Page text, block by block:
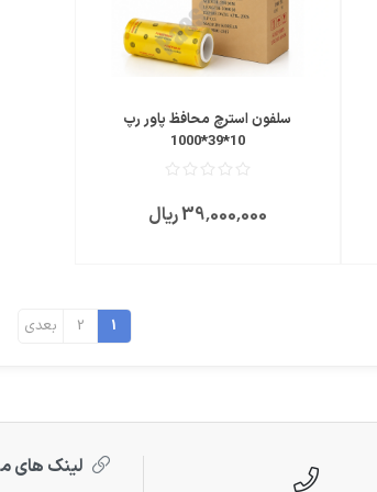
سلفون استرچ محافظ پاور رپ
10*39*1000
39٬000٬000 ریال
1
2 بعدی
لینک های